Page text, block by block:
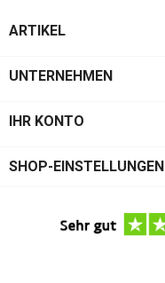
ARTIKEL
UNTERNEHMEN
IHR KONTO
SHOP-EINSTELLUNGEN